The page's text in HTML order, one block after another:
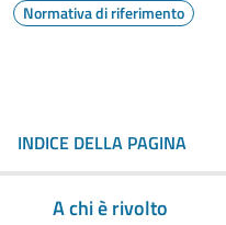
Normativa di riferimento
INDICE DELLA PAGINA
A chi è rivolto